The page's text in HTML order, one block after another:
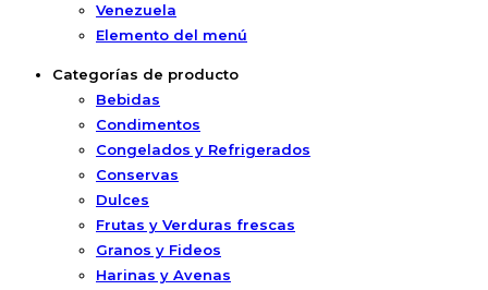
Venezuela
Elemento del menú
Categorías de producto
Bebidas
Condimentos
Congelados y Refrigerados
Conservas
Dulces
Frutas y Verduras frescas
Granos y Fideos
Harinas y Avenas